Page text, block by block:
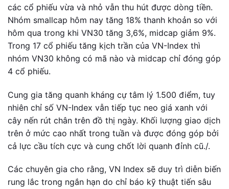
các cổ phiếu vừa và nhỏ vẫn thu hút được dòng tiền.
Nhóm smallcap hôm nay tăng 18% thanh khoản so với
hôm qua trong khi VN30 tăng 3,6%, midcap giảm 9%.
Trong 17 cổ phiếu tăng kịch trần của VN-Index thì
nhóm VN30 không có mã nào và midcap chỉ đóng góp
4 cổ phiếu.
Cung gia tăng quanh kháng cự tâm lý 1.500 điểm, tuy
nhiên chỉ số VN-Index vẫn tiếp tục neo giá xanh với
cây nến rút chân trên đồ thị ngày. Khối lượng giao dịch
trên ở mức cao nhất trong tuần và được đóng góp bởi
cả lực cầu tích cực và cung chốt lời quanh đỉnh cũ./.
Các chuyên gia cho rằng, VN Index sẽ duy trì diễn biến
rung lắc trong ngắn hạn do chỉ báo kỹ thuật tiến sâu